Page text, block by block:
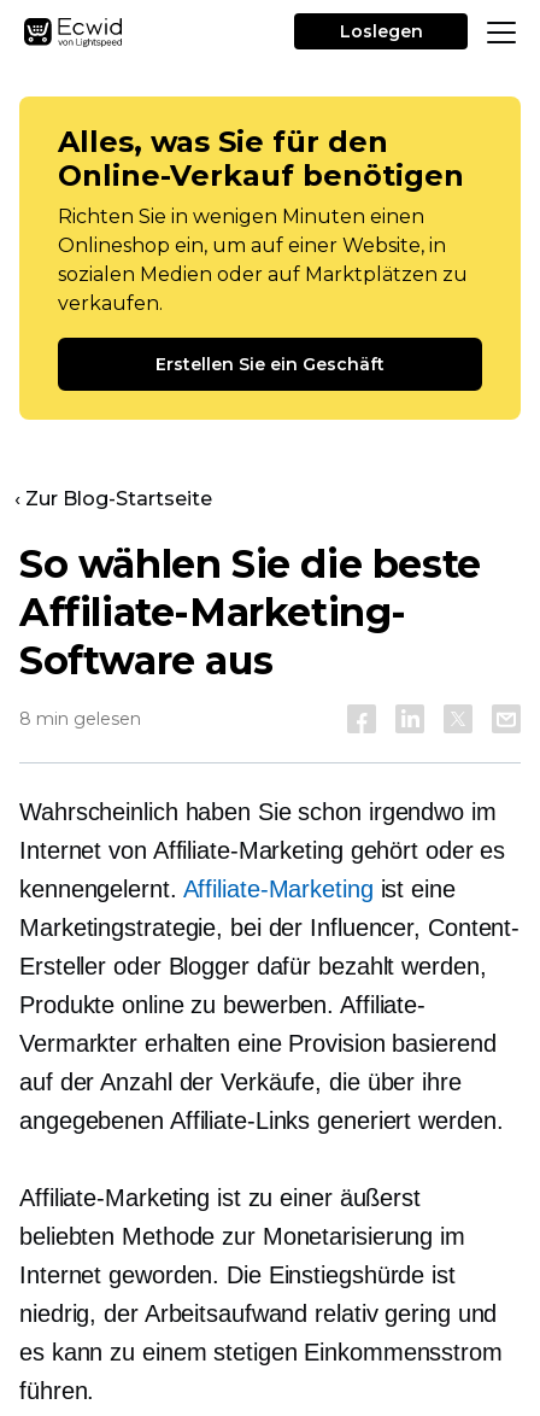
Loslegen
Alles, was Sie für den
Online-Verkauf benötigen
Richten Sie in wenigen Minuten einen
Onlineshop ein, um auf einer Website, in
sozialen Medien oder auf Marktplätzen zu
verkaufen.
Erstellen Sie ein Geschäft
‹ Zur Blog-Startseite
So wählen Sie die beste
Affiliate-Marketing-
Software aus
8 min gelesen
Wahrscheinlich haben Sie schon irgendwo im
Internet von Affiliate-Marketing gehört oder es
kennengelernt. Affiliate-Marketing ist eine
Marketingstrategie, bei der Influencer, Content-
Ersteller oder Blogger dafür bezahlt werden,
Produkte online zu bewerben. Affiliate-
Vermarkter erhalten eine Provision basierend
auf der Anzahl der Verkäufe, die über ihre
angegebenen Affiliate-Links generiert werden.
Affiliate-Marketing ist zu einer äußerst
beliebten Methode zur Monetarisierung im
Internet geworden. Die Einstiegshürde ist
niedrig, der Arbeitsaufwand relativ gering und
es kann zu einem stetigen Einkommensstrom
führen.